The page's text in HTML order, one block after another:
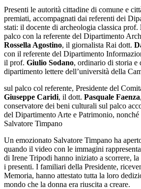
Presenti le autorità cittadine di comune e
premiati, accompagnati dai referenti dei
stati: il docente di archeologia classica prof.
palco con la referente del Dipartimento
Rossella Agostino, il giornalista Rai dott.
con il referente del Dipartimento
il prof. Giulio Sodano, ordinario di storia e
dipartimento lettere dell’università della
sul palco col referente, Presidente del
Giuseppe Caridi, il dott. Pasquale Faenza
conservatore dei beni culturali sul palco
del Dipartimento Arte e Patrimonio, nonché
Salvatore Timpano
Un emozionato Salvatore Timpano ha
quando il video con le immagini
di Irene Tripodi hanno iniziato a scorrere,
i presenti. I familiari della Presidente,
Memoria, hanno attestato tutta la loro
mondo che la donna era riuscita a creare.